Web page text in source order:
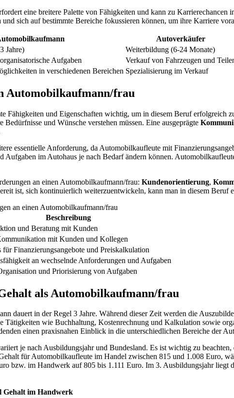
eine breitere Palette von Fähigkeiten und kann zu Karrierechancen
sich auf bestimmte Bereiche fokussieren können, um ihre Karriere
Autoverkäufer
Jahre)
Weiterbildung (6-24 Monate)
Aufgaben
Verkauf von Fahrzeugen und
in verschiedenen Bereichen Spezialisierung im Verkauf
Automobilkaufmann/frau
Fähigkeiten und Eigenschaften wichtig, um in diesem Beruf erfolgreich
und Wünsche verstehen müssen. Eine ausgeprägte
essentielle Anforderung, da Automobilkaufleute mit
Aufgaben im Autohaus je nach Bedarf ändern können.
an einen Automobilkaufmann/frau: Kundenorientierung,
ist, sich kontinuierlich weiterzuentwickeln, kann man in diesem
an einen Automobilkaufmann/frau
Beschreibung
und Beratung mit Kunden
mit Kunden und Kollegen
für Finanzierungsangebote und Preiskalkulation
an wechselnde Anforderungen und Aufgaben
und Priorisierung von Aufgaben
als Automobilkaufmann/frau
dauert in der Regel 3 Jahre. Während dieser Zeit werden die
Tätigkeiten wie Buchhaltung, Kostenrechnung und Kalkulation sowie
einen praxisnahen Einblick in die unterschiedlichen Bereiche der
je nach Ausbildungsjahr und Bundesland. Es ist wichtig zu
für Automobilkaufleute im Handel zwischen 815 und 1.008 Euro,
bzw. im Handwerk auf 805 bis 1.111 Euro. Im 3. Ausbildungsjahr
Gehalt im Handwerk